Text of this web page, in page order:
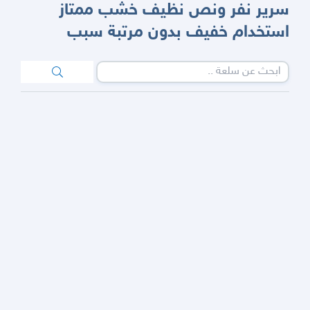
سرير نفر ونص نظيف خشب ممتاز
استخدام خفيف بدون مرتبة سبب